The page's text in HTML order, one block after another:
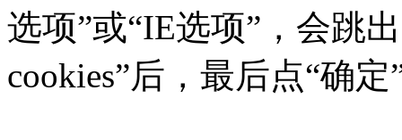
选项”或“IE选项” ，会跳
cookies”后，最后点“确定